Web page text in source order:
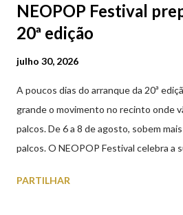
NEOPOP Festival
20ª edição
julho 30, 2026
A poucos dias do arranque da 20ª
grande o movimento no recinto onde
palcos. De 6 a 8 de agosto, sobem
palcos. O NEOPOP Festival celebra a
Portugal e um dos mais prestigiados
PARTILHAR